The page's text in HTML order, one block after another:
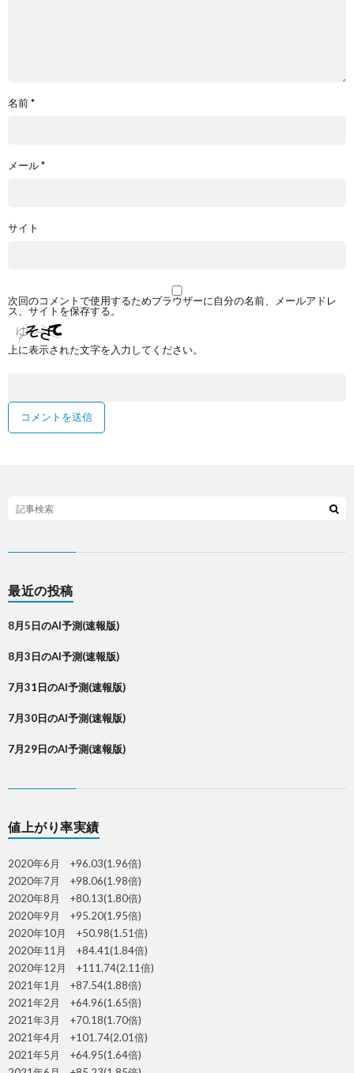
名前*
メール*
サイト
次回のコメントで使用するためブラウザーに自分の名前、メールアドレ
ス、サイトを保存する。
上に表示された文字を入力してください。
最近の投稿
8月5日のAI予測(速報版)
8月3日のAI予測(速報版)
7月31日のAI予測(速報版)
7月30日のAI予測(速報版)
7月29日のAI予測(速報版)
値上がり率実績
2020年6月 +96.03(1.96倍)
2020年7月 +98.06(1.98倍)
2020年8月 +80.13(1.80倍)
2020年9月 +95.20(1.95倍)
2020年10月 +50.98(1.51倍)
2020年11月 +84.41(1.84倍)
2020年12月 +111.74(2.11倍)
2021年1月 +87.54(1.88倍)
2021年2月 +64.96(1.65倍)
2021年3月 +70.18(1.70倍)
2021年4月 +101.74(2.01倍)
2021年5月 +64.95(1.64倍)